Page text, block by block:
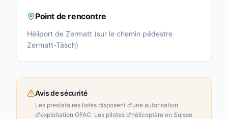
Point de rencontre
Héliport de Zermatt (sur le chemin pédestre
Zermatt-Täsch)
Avis de sécurité
Les prestataires listés disposent d'une autorisation
d'exploitation OFAC. Les pilotes d'hélicoptère en Suisse